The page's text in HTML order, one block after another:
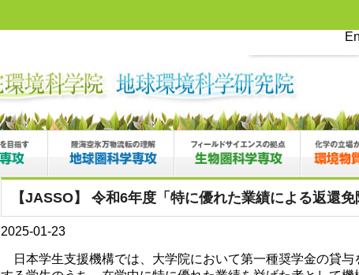
【JASSO】 令和6年度「特に優れた業績による返還
2025-01-23
日本学生支援機構では、大学院において第一種奨学金の貸